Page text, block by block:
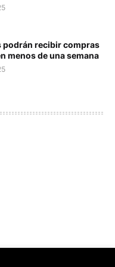
podrán recibir compras
menos de una semana